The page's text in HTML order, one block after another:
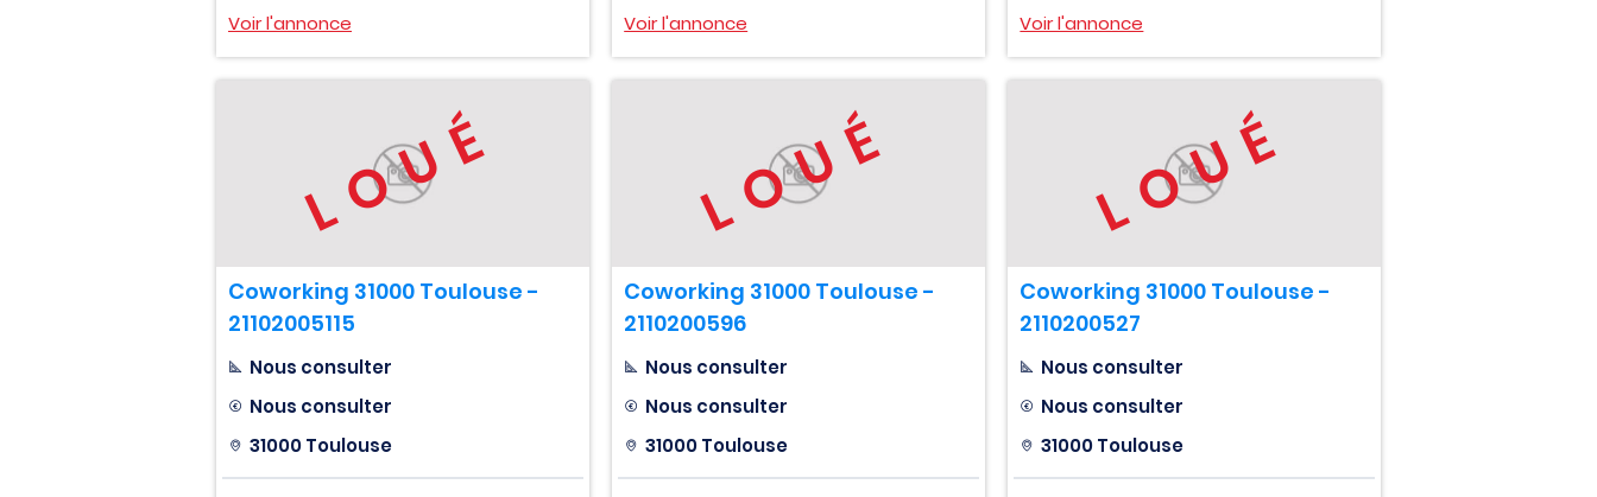
Voir l'annonce
Voir l'annonce
Voir l'annonce
LOUÉ
Coworking 31000 Toulouse -
21102005115
Nous consulter
Nous consulter
31000 Toulouse
LOUÉ
Coworking 31000 Toulouse -
2110200596
Nous consulter
Nous consulter
31000 Toulouse
LOUÉ
Coworking 31000 Toulouse -
2110200527
Nous consulter
Nous consulter
31000 Toulouse